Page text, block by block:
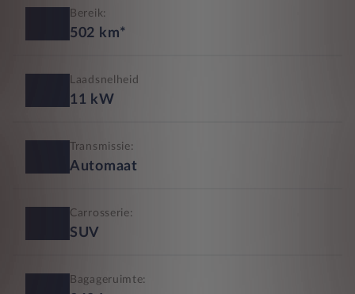
Bereik:
502 km*
Laadsnelheid
11 kW
Transmissie:
Automaat
Carrosserie:
SUV
Bagageruimte: